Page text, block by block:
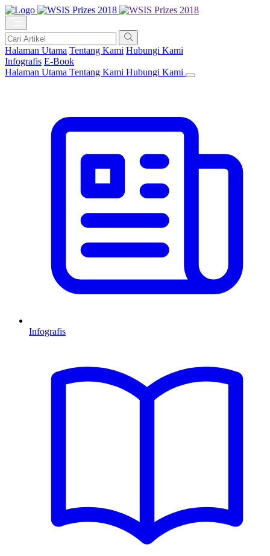
Halaman Utama Tentang Kami Hubungi Kami
Infografis E-Book
Halaman Utama Tentang Kami Hubungi Kami
Infografis